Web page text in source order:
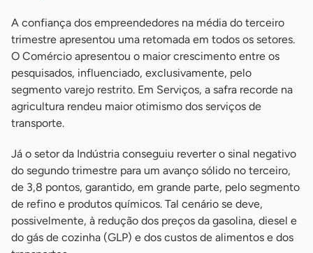
A confiança dos empreendedores na média do terceiro
trimestre apresentou uma retomada em todos os setores.
O Comércio apresentou o maior crescimento entre os
pesquisados, influenciado, exclusivamente, pelo
segmento varejo restrito. Em Serviços, a safra recorde na
agricultura rendeu maior otimismo dos serviços de
transporte.
Já o setor da Indústria conseguiu reverter o sinal negativo
do segundo trimestre para um avanço sólido no terceiro,
de 3,8 pontos, garantido, em grande parte, pelo segmento
de refino e produtos químicos. Tal cenário se deve,
possivelmente, à redução dos preços da gasolina, diesel e
do gás de cozinha (GLP) e dos custos de alimentos e dos